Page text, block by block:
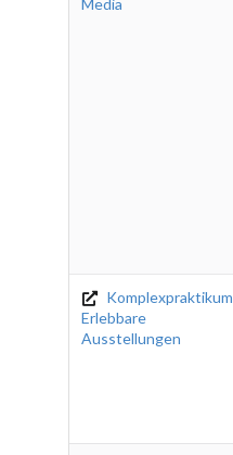
Komplexpraktikum
Erlebbare
Ausstellungen